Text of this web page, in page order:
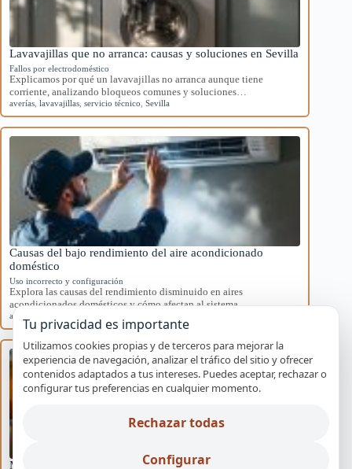
Lavavajillas que no arranca: causas y soluciones en Sevilla
Fallos por electrodoméstico
Explicamos por qué un lavavajillas no arranca aunque tiene
corriente, analizando bloqueos comunes y soluciones…
averías lavavajillas servicio técnico Sevilla
Causas del bajo rendimiento del aire acondicionado
doméstico
Uso incorrecto y configuración
Explora las causas del rendimiento disminuido en aires
acondicionados domésticos y cómo afectan al sistema.
aire acondicionado
Mantenimiento básico para evitar averías en
Tu privacidad es importante
Utilizamos cookies propias y de terceros para mejorar la
experiencia de navegación, analizar el tráfico del sitio y ofrecer
contenidos adaptados a tus intereses. Puedes aceptar, rechazar o
configurar tus preferencias en cualquier momento.
Rechazar todas
Configurar